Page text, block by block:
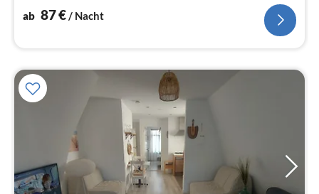
Parkplatz "de Zuid" parken.
ab 87€/ Nacht